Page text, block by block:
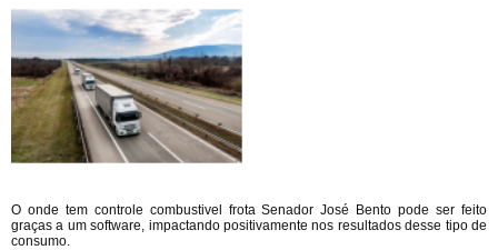
O onde tem controle combustivel frota Senador José Bento pode ser feito
graças a um software, impactando positivamente nos resultados desse tipo de
consumo.